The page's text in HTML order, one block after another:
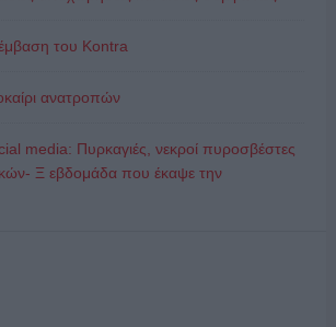
του Kontra
ανατροπών
media: Πυρκαγιές, νεκροί πυροσβέστες
Ξ εβδομάδα που έκαψε την